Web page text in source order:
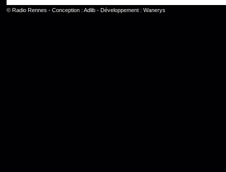
© Radio Rennes - Conception : Adlib- Développement : Wanerys